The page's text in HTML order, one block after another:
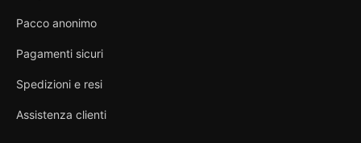
Pacco anonimo
Pagamenti sicuri
Spedizioni e resi
Assistenza clienti